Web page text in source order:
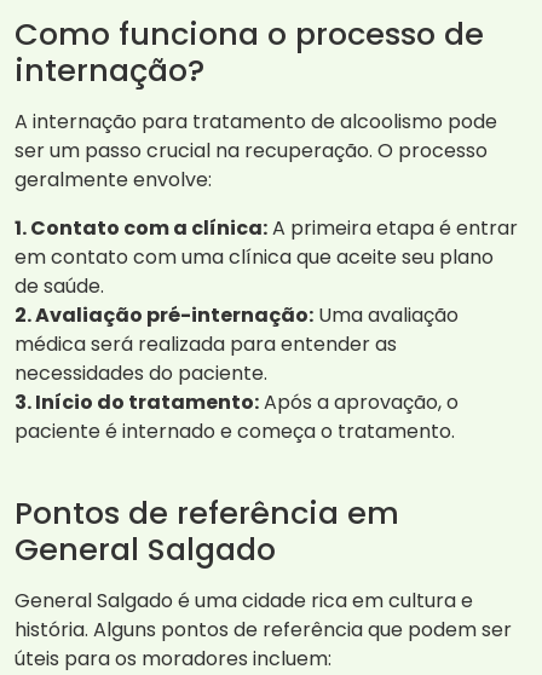
Como funciona o processo de
internação?
A internação para tratamento de alcoolismo pode
ser um passo crucial na recuperação. O processo
geralmente envolve:
1. Contato com a clínica:A primeira etapa é entrar
em contato com uma clínica que aceite seu plano
de saúde.
2. Avaliação pré-internação: Uma avaliação
médica será realizada para entender as
necessidades do paciente.
3. Início do tratamento:Após a aprovação, o
paciente é internado e começa o tratamento.
Pontos de referência em
General Salgado
General Salgado é uma cidade rica em cultura e
história. Alguns pontos de referência que podem ser
úteis para os moradores incluem: